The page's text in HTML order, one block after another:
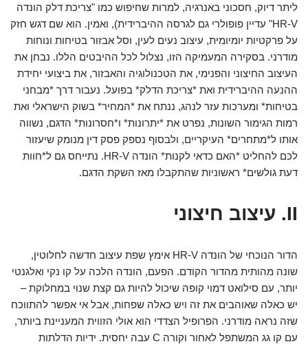
ליתר דיוק, חסכוני באנרגיה, למרות שחיפוש כמו "צריכת דלק הונדה
HR-V" עדיין פופולרי גם לגרסה ההיברידית), ואמין. הוא שם דגש חזק
על פרקטיות יומיומית, עיצוב נעים לעין, וסל אבזור בטיחות ונוחות
מודרני. בסקירה המעמיקה הזו, נצלול לכל ההיבטים הללו. נבחן את
העיצוב החיצוני והפנימי, את הטכנולוגיה והאבזור, את ביצועי יחידת
ההנעה ההיברידית ואת *צריכת הדלק* בפועל. נעבור דרך *מבחני
בטיחות* ומערכות עזר לנהג, ננתח את *המחיר* בשוק הישראלי ואת
רמות הגימור השונות, נפרט את *יתרונות* ו*חסרונות* הדגם, נשווה
אותו ל*מתחרים* העיקריים, ולבסוף נספק פסק דין מנומק שיעזור
לכם להחליט *האם כדאי לקנות* הונדה HR-V. נתייחס גם ל*חוות
דעת גולשים* ראשוניות שהתקבלו מאז השקת הדגם.
II. עיצוב חיצוני
הדור הנוכחי של הונדה HR-V אימץ שפת עיצוב חדשה לחלוטין,
שונה מהותית מהדור הקודם. הפעם, הונדה הלכה על קו נקי ואלגנטי
יותר, עם סילואט דמוי קופה שיכול להיות גם קצת שנוי במחלוקת –
יש כאלה שאוהבים את זה ויש כאלה שפחות, אבל אי אפשר להתווכח
שזה נראה מודרני. הפרופיל הצדדי הוא אולי הזווית המעניינת ביותר,
עם קו גג המשתפל לאחור וקורה C עבה יחסית. ידיות הדלתות